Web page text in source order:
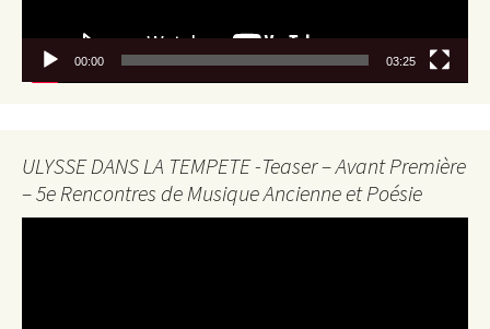
00:00 03:25
ULYSSE DANS LA TEMPETE -Teaser – Avant Première
– 5e Rencontres de Musique Ancienne et Poésie